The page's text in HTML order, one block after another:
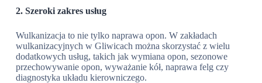
2. Szeroki zakres usług
Wulkanizacja to nie tylko naprawa opon. W zakładach
wulkanizacyjnych w Gliwicach można skorzystać z wielu
dodatkowych usług, takich jak wymiana opon, sezonowe
przechowywanie opon, wyważanie kół, naprawa felg czy
diagnostyka układu kierowniczego.